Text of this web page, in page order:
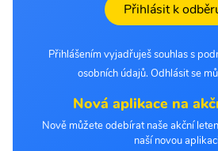
Přihlásit k
Přihlášením vyjadřuješ souhlas s
osobních údajů. Odhlásit se
Nová aplikace na
Nově můžete odebírat naše akční
naší novou